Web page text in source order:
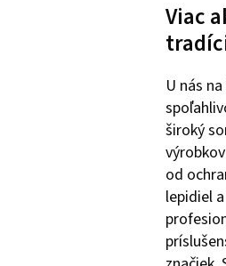
Viac
U nás na
široký
od
lepidiel